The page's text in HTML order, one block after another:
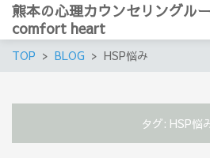
熊本の心理カウンセリング
comfort heart
TOP BLOG HSP悩み
タグ: HSP悩